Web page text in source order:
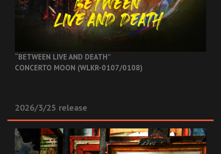
“BETWEEN LIVE AND DEATH”
CONCERTO MOON (WLKR-0107/0108)
2026/3/25 release